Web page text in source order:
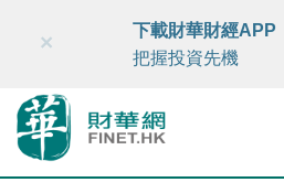
財華智庫網 FINTV
×
下載財華財經APP
把握投資先機